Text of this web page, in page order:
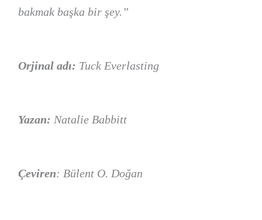
bakmak başka bir şey.”
Orjinal adı: Tuck Everlasting
Yazan: Natalie Babbitt
Çeviren: Bülent O. Doğan